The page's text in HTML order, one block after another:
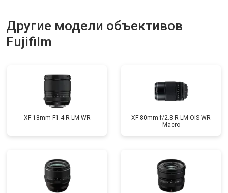
Другие модели объективов
Fujifilm
XF 18mm F1.4 R LM WR
XF 80mm f/2.8 R LM OIS WR
Macro